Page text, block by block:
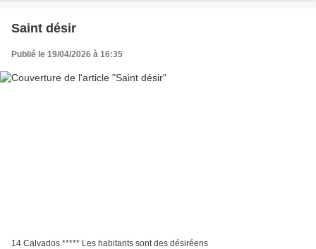
Saint désir
Publié le 19/04/2026 à 16:35
14 Calvados ***** Les habitants sont des désiréens